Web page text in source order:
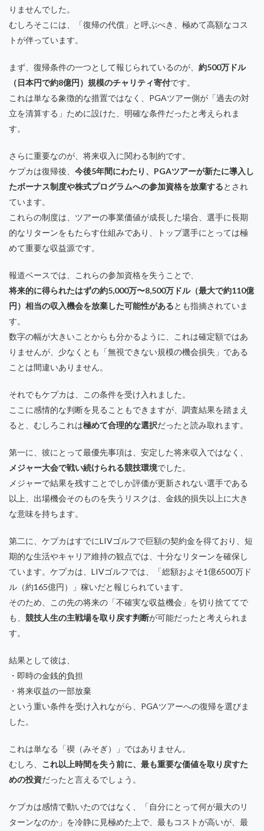
りませんでした。
むしろそこには、「復帰の代償」と呼ぶべき、極めて高額なコス
トが伴っています。
まず、復帰条件の一つとして報じられているのが、 約500万ドル
（日本円で約8億円）規模のチャリティ寄付です。
これは単なる象徴的な措置ではなく、PGAツアー側が「過去の対
立を清算する」ために設けた、明確な条件だったと考えられま
す。
さらに重要なのが、将来収入に関わる制約です。
ケプカは復帰後、 今後5年間にわたり、PGAツアーが新たに導入し
たボーナス制度や株式プログラムへの参加資格を放棄するとされ
ています。
これらの制度は、ツアーの事業価値が成長した場合、選手に長期
的なリターンをもたらす仕組みであり、トップ選手にとっては極
めて重要な収益源です。
報道ベースでは、これらの参加資格を失うことで、
将来的に得られたはずの約5,000万〜8,500万ドル（最大で約110億
円）相当の収入機会を放棄した可能性があるとも指摘されていま
す。
数字の幅が大きいことからも分かるように、これは確定額ではあ
りませんが、少なくとも「無視できない規模の機会損失」である
ことは間違いありません。
それでもケプカは、この条件を受け入れました。
ここに感情的な判断を見ることもできますが、調査結果を踏まえ
ると、むしろこれは極めて合理的な選択だったと読み取れます。
第一に、彼にとって最優先事項は、安定した将来収入ではなく、
メジャー大会で戦い続けられる競技環境でした。
メジャーで結果を残すことでしか評価が更新されない選手である
以上、出場機会そのものを失うリスクは、金銭的損失以上に大き
な意味を持ちます。
第二に、ケプカはすでにLIVゴルフで巨額の契約金を得ており、短
期的な生活やキャリア維持の観点では、十分なリターンを確保し
ています。ケプカは、LIVゴルフでは、「総額およそ1億6500万ド
ル（約165億円）」稼いだと報じられています。
そのため、この先の将来の「不確実な収益機会」を切り捨ててで
も、 競技人生の主戦場を取り戻す判断が可能だったと考えられま
す。
結果として彼は、
・即時の金銭的負担
・将来収益の一部放棄
という重い条件を受け入れながら、PGAツアーへの復帰を選びま
した。
これは単なる「禊（みそぎ）」ではありません。
むしろ、 これ以上時間を失う前に、最も重要な価値を取り戻すた
めの投資だったと言えるでしょう。
ケプカは感情で動いたのではなく、「自分にとって何が最大のリ
ターンなのか」を冷静に見極めた上で、最もコストが高いが、最